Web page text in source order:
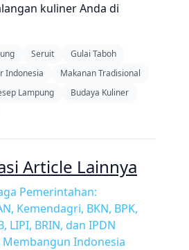
kuliner Anda di
Seruit
Gulai Taboh
Indonesia
Makanan Tradisional
Lampung
Budaya Kuliner
Article Lainnya
Pemerintahan:
Kemendagri, BKN, BPK,
LIPI, BRIN, dan IPDN
Membangun Indonesia